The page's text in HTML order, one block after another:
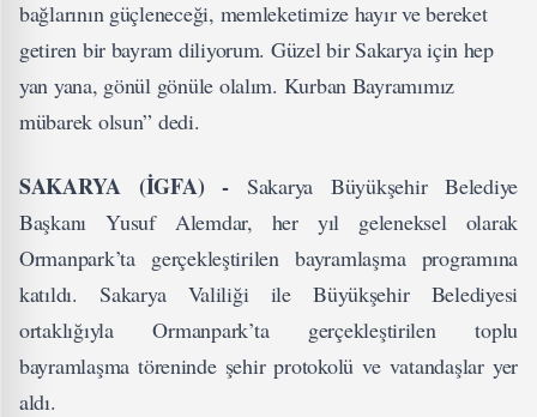
bağlarının güçleneceği, memleketimize hayır ve bereket
getiren bir bayram diliyorum. Güzel bir Sakarya için hep
yan yana, gönül gönüle olalım. Kurban Bayramımız
mübarek olsun” dedi.
SAKARYA (İGFA) - Sakarya Büyükşehir Belediye
Başkanı Yusuf Alemdar, her yıl geleneksel olarak
Ormanpark’ta gerçekleştirilen bayramlaşma programına
katıldı. Sakarya Valiliği ile Büyükşehir Belediyesi
ortaklığıyla Ormanpark’ta gerçekleştirilen toplu
bayramlaşma töreninde şehir protokolü ve vatandaşlar yer
aldı.